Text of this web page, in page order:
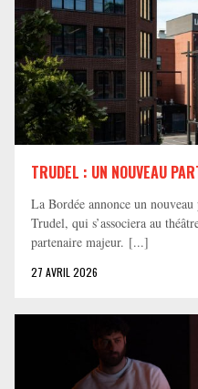
TRUDEL : UN NOUVEAU
La Bordée annonce un
Trudel, qui s’associera au
partenaire majeur. [...]
27 AVRIL 2026